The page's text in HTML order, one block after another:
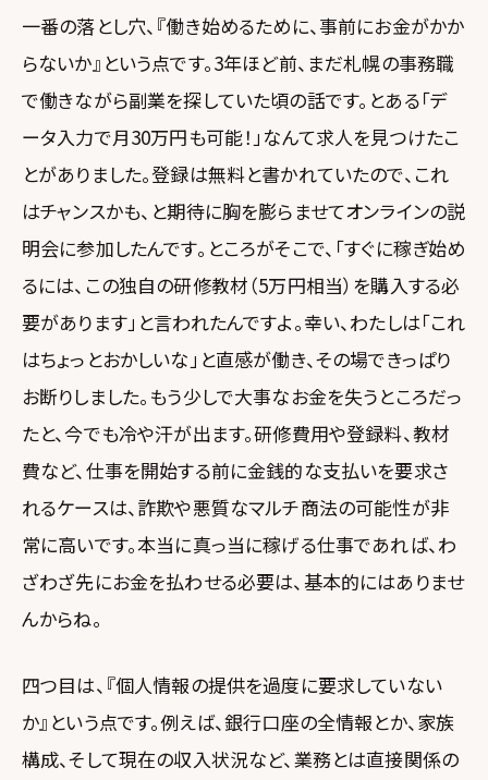
一番の落とし穴、『働き始めるために、事前にお金がかか
らないか』という点です。3年ほど前、まだ札幌の事務職
で働きながら副業を探していた頃の話です。とある「デ
ータ入力で月30万円も可能！」なんて求人を見つけたこ
とがありました。登録は無料と書かれていたので、これ
はチャンスかも、と期待に胸を膨らませてオンラインの説
明会に参加したんです。ところがそこで、「すぐに稼ぎ始め
るには、この独自の研修教材（5万円相当）を購入する必
要があります」と言われたんですよ。幸い、わたしは「これ
はちょっとおかしいな」と直感が働き、その場できっぱり
お断りしました。もう少しで大事なお金を失うところだっ
たと、今でも冷や汗が出ます。研修費用や登録料、教材
費など、仕事を開始する前に金銭的な支払いを要求さ
れるケースは、詐欺や悪質なマルチ商法の可能性が非
常に高いです。本当に真っ当に稼げる仕事であれば、わ
ざわざ先にお金を払わせる必要は、基本的にはありませ
んからね。
四つ目は、『個人情報の提供を過度に要求していない
か』という点です。例えば、銀行口座の全情報とか、家族
構成、そして現在の収入状況など、業務とは直接関係の